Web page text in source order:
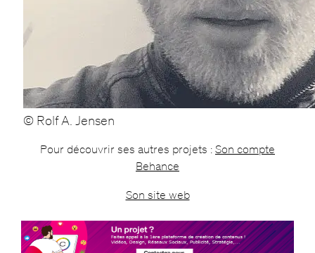
© Rolf A. Jensen
Pour découvrir ses autres projets : Son compte
Behance
Son site web